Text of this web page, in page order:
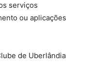
serviços
ou aplicações
de Uberlândia